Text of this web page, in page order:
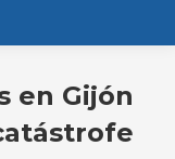
en Gijón